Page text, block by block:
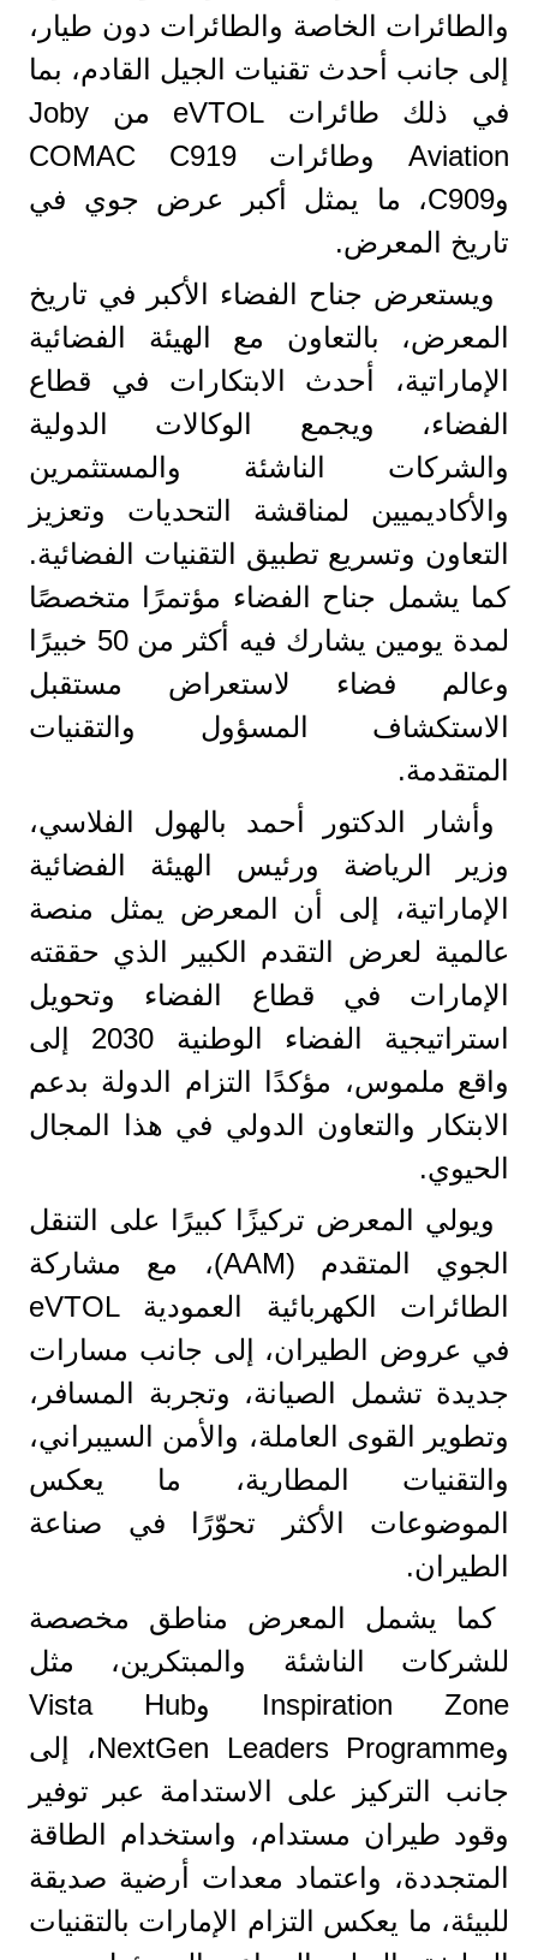
والطائرات الخاصة والطائرات دون طيار،
إلى جانب أحدث تقنيات الجيل القادم، بما
في ذلك طائرات eVTOL من Joby
Aviation وطائرات COMAC C919
وC909، ما يمثل أكبر عرض جوي في
تاريخ المعرض.
ويستعرض جناح الفضاء الأكبر في تاريخ
المعرض، بالتعاون مع الهيئة الفضائية
الإماراتية، أحدث الابتكارات في قطاع
الفضاء، ويجمع الوكالات الدولية
والشركات الناشئة والمستثمرين
والأكاديميين لمناقشة التحديات وتعزيز
التعاون وتسريع تطبيق التقنيات الفضائية.
كما يشمل جناح الفضاء مؤتمرًا متخصصًا
لمدة يومين يشارك فيه أكثر من 50 خبيرًا
وعالم فضاء لاستعراض مستقبل
الاستكشاف المسؤول والتقنيات
المتقدمة.
وأشار الدكتور أحمد بالهول الفلاسي،
وزير الرياضة ورئيس الهيئة الفضائية
الإماراتية، إلى أن المعرض يمثل منصة
عالمية لعرض التقدم الكبير الذي حققته
الإمارات في قطاع الفضاء وتحويل
استراتيجية الفضاء الوطنية 2030 إلى
واقع ملموس، مؤكدًا التزام الدولة بدعم
الابتكار والتعاون الدولي في هذا المجال
الحيوي.
ويولي المعرض تركيزًا كبيرًا على التنقل
الجوي المتقدم (AAM)، مع مشاركة
الطائرات الكهربائية العمودية eVTOL
في عروض الطيران، إلى جانب مسارات
جديدة تشمل الصيانة، وتجربة المسافر،
وتطوير القوى العاملة، والأمن السيبراني،
والتقنيات المطارية، ما يعكس
الموضوعات الأكثر تحوّرًا في صناعة
الطيران.
كما يشمل المعرض مناطق مخصصة
للشركات الناشئة والمبتكرين، مثل
Inspiration Zone وVista Hub
وNextGen Leaders Programme، إلى
جانب التركيز على الاستدامة عبر توفير
وقود طيران مستدام، واستخدام الطاقة
المتجددة، واعتماد معدات أرضية صديقة
للبيئة، ما يعكس التزام الإمارات بالتقنيات